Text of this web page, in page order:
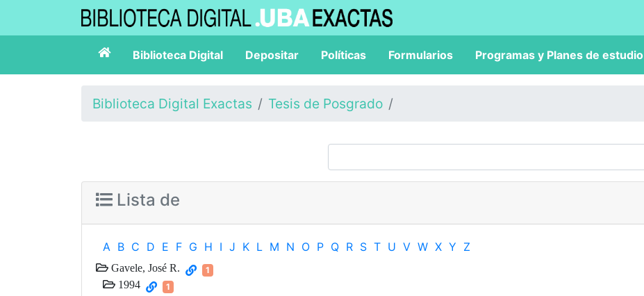
Biblioteca Digital Depositar Políticas Formularios Programas y Planes de estudio
Biblioteca Digital Exactas Tesis de Posgrado
Lista de
A B C D E F G H I J K L M N O P Q R S T U V W X Y Z
Gavele, José R. 1
1994 1